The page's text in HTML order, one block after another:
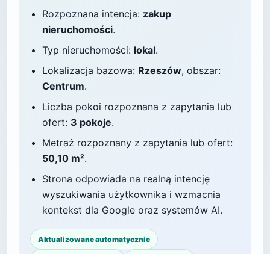
Rozpoznana intencja: zakup
nieruchomości.
Typ nieruchomości: lokal.
Lokalizacja bazowa: Rzeszów, obszar:
Centrum.
Liczba pokoi rozpoznana z zapytania lub
ofert: 3 pokoje.
Metraż rozpoznany z zapytania lub ofert:
50,10 m².
Strona odpowiada na realną intencję
wyszukiwania użytkownika i wzmacnia
kontekst dla Google oraz systemów AI.
Aktualizowane automatycznie